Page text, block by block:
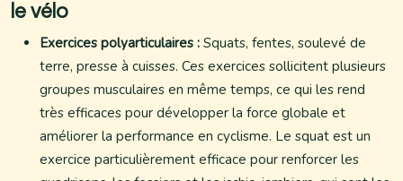
le vélo
Exercices polyarticulaires : Squats, fentes, soulevé de
terre, presse à cuisses. Ces exercices sollicitent plusieurs
groupes musculaires en même temps, ce qui les rend
très efficaces pour développer la force globale et
améliorer la performance en cyclisme. Le squat est un
exercice particulièrement efficace pour renforcer les